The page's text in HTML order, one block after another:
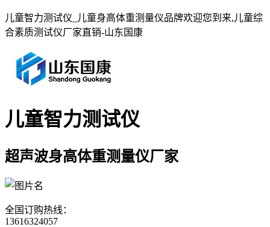
儿童智力测试仪_儿童身高体重测量仪品牌欢迎您到来,儿童综
合素质测试仪厂家直销-山东国康
儿童智力测试仪
超声波身高体重测量仪厂家
全国订购热线：
13616324057